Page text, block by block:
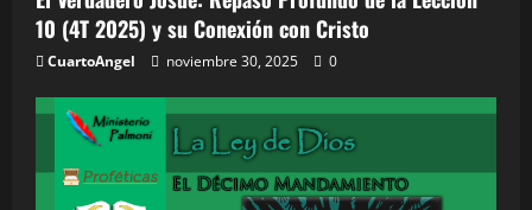
10 (4T 2025) y su Conexión con Cristo
CuartoAngel noviembre 30, 2025 0